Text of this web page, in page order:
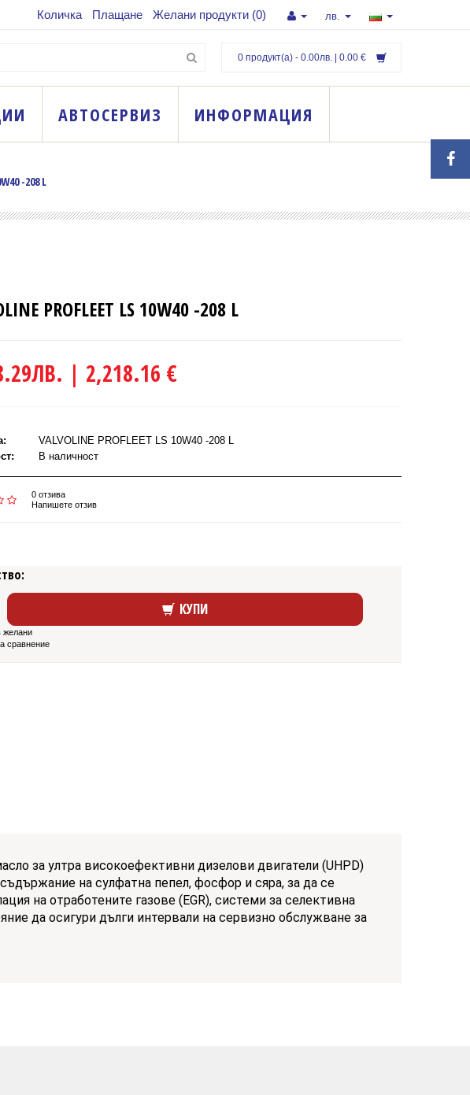
Количка Плащане Желани продукти (0) лв.
0 продукт(а) - 0.00лв. | 0.00 €
АВТОСЕРВИЗ ИНФОРМАЦИЯ
-208 L
PROFLEET LS 10W40 -208 L
| 2,218.16 €
VALVOLINE PROFLEET LS 10W40 -208 L
В наличност
0 отзива
Напишете отзив
КУПИ
желани
сравнение
за ултра високоефективни дизелови двигатели (UHPD)
на сулфатна пепел, фосфор и сяра, за да се
на отработените газове (EGR), системи за селективна
да осигури дълги интервали на сервизно обслужване за